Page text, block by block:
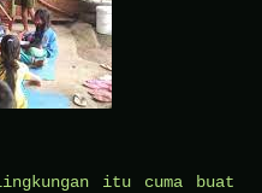
itu cuma buat